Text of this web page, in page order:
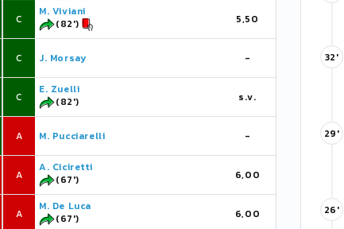
C
M. Viviani
(82')
5,50
C J. Morsay -
C
E. Zuelli
(82')
s.v.
A M. Pucciarelli -
A
A. Ciciretti
(67')
6,00
A
M. De Luca
(67')
6,00
32'
29'
26'